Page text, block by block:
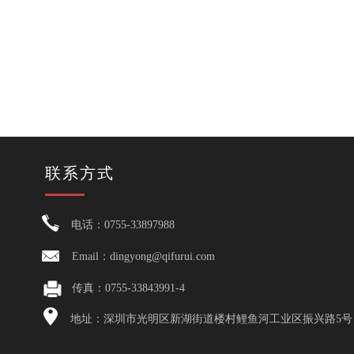
传真：0755-33843991-4
电话：0755-33897988
Email：dingyong@qifurui.com
地址：深圳市光明区新湖街道楼村鲤鱼河工业区振兴路5号
联系方式